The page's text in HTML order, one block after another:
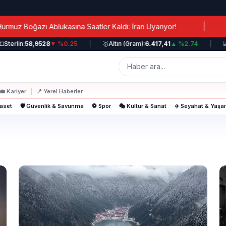
Boğazı Ablukasına Saatler Kaldı: İran Uyarıyor!
58,9528▼ %0.25 Altın (Gram):6.417,41▲ %2.74
💼 Kariyer 📍 Yerel Haberler
🛡️ Güvenlik & Savunma ⚽ Spor 🎭 Kültür & Sanat ✈️ Seyahat &